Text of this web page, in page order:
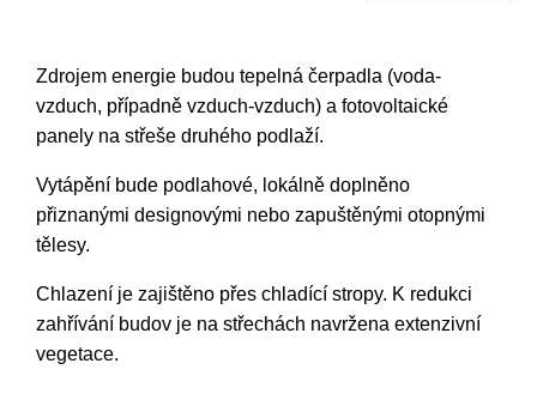
Zdrojem energie budou tepelná čerpadla (voda-
vzduch, případně vzduch-vzduch) a fotovoltaické
panely na střeše druhého podlaží.
Vytápění bude podlahové, lokálně doplněno
přiznanými designovými nebo zapuštěnými otopnými
tělesy.
Chlazení je zajištěno přes chladící stropy. K redukci
zahřívání budov je na střechách navržena extenzivní
vegetace.